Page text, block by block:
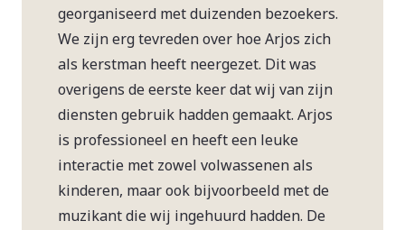
georganiseerd met duizenden bezoekers.
We zijn erg tevreden over hoe Arjos zich
als kerstman heeft neergezet. Dit was
overigens de eerste keer dat wij van zijn
diensten gebruik hadden gemaakt. Arjos
is professioneel en heeft een leuke
interactie met zowel volwassenen als
kinderen, maar ook bijvoorbeeld met de
muzikant die wij ingehuurd hadden. De